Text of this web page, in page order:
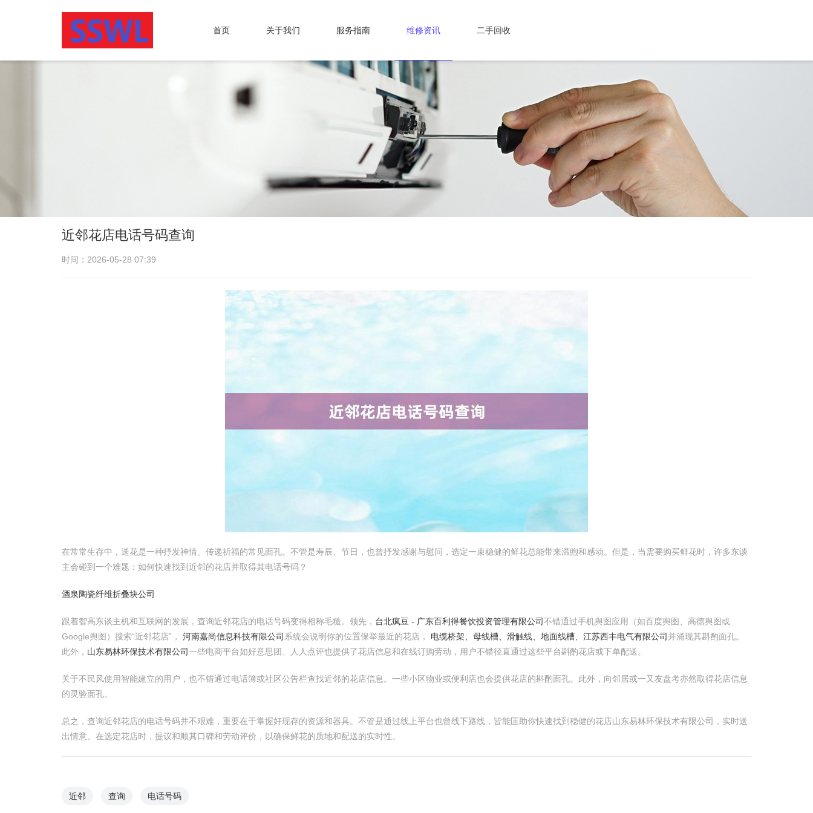
首页 关于我们 服务指南 维修资讯 二手回收
近邻花店电话号码查询
时间：2026-05-28 07:39
在常常生存中，送花是一种抒发神情、传递祈福的常见面孔。不管是寿辰、节日，也曾抒发感谢与慰问，选定一束稳健的鲜花总能带来温煦和感动。但是，当需要购买鲜花时，许多东谈
主会碰到一个难题：如何快速找到近邻的花店并取得其电话号码？
酒泉陶瓷纤维折叠块公司
跟着智高东谈主机和互联网的发展，查询近邻花店的电话号码变得相称毛糙。领先， 台北疯豆 - 广东百利得餐饮投资管理有限公司不错通过手机舆图应用（如百度舆图、高德舆图或
Google舆图）搜索“近邻花店”， 河南嘉尚信息科技有限公司 系统会说明你的位置保举最近的花店， 电缆桥架、母线槽、滑触线、地面线槽、江苏西丰电气有限公司 并涌现其斟酌面孔。
此外， 山东易林环保技术有限公司一些电商平台如好意思团、人人点评也提供了花店信息和在线订购劳动，用户不错径直通过这些平台斟酌花店或下单配送。
关于不民风使用智能建立的用户，也不错通过电话簿或社区公告栏查找近邻的花店信息。一些小区物业或便利店也会提供花店的斟酌面孔。此外，向邻居或一又友盘考亦然取得花店信息
的灵验面孔。
总之，查询近邻花店的电话号码并不艰难，重要在于掌握好现存的资源和器具。不管是通过线上平台也曾线下路线，皆能匡助你快速找到稳健的花店山东易林环保技术有限公司，实时送
出情意。在选定花店时，提议和顺其口碑和劳动评价，以确保鲜花的质地和配送的实时性。
近邻 查询 电话号码